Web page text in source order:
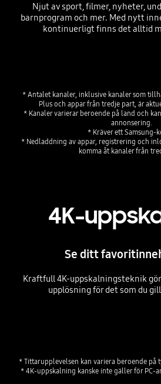
Njut av sport, filmer, nyheter,
barnprogram och mer. Med nytt
kontinuerligt finns det alltid
* Antalet kanaler, inklusive kanaler som
Plus och appar från tredje part, är
* Kanaler varierar beroende på land och
annonsering.
* Kräver ett Samsung-
* Nedladdning av appar, registrering och
komma åt kanaler från
4K-
Se ditt
Kraftfull 4K-uppskalningsteknik
upplösning för det som du
* Tittarupplevelsen kan variera beroende på
* 4K-uppskalning kanske inte gäller för PC-